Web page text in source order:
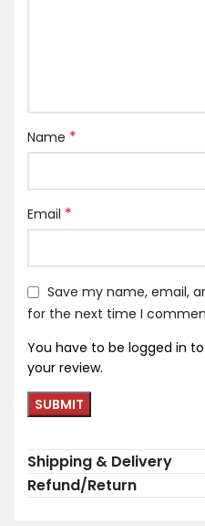
Name *
Email *
Save my name, email,
for the next time I
You have to be logged in
your review.
Shipping & Delivery
Refund/Return